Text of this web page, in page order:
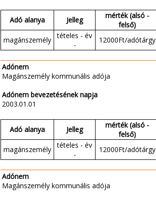
Adó alanya Jelleg
mérték (alsó -
felső)
magánszemély
tételes - év
-
12000Ft/adótárgy
Adónem
Magánszemély kommunális adója
Adónem bevezetésének napja
2003.01.01
Adó alanya Jelleg
mérték (alsó -
felső)
magánszemély
tételes - év
-
12000Ft/adótárgy
Adónem
Magánszemély kommunális adója